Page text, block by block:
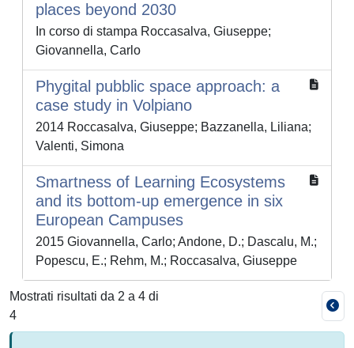
places beyond 2030
In corso di stampa Roccasalva, Giuseppe;
Giovannella, Carlo
Phygital pubblic space approach: a
case study in Volpiano
2014 Roccasalva, Giuseppe; Bazzanella, Liliana;
Valenti, Simona
Smartness of Learning Ecosystems
and its bottom-up emergence in six
European Campuses
2015 Giovannella, Carlo; Andone, D.; Dascalu, M.;
Popescu, E.; Rehm, M.; Roccasalva, Giuseppe
Mostrati risultati da 2 a 4 di
4